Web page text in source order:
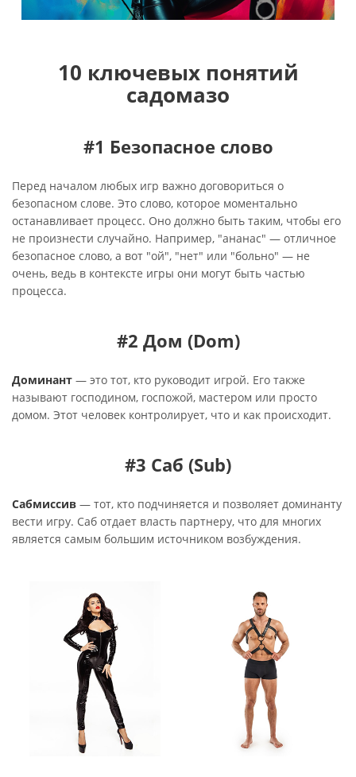
10 ключевых понятий
садомазо
#1 Безопасное слово
Перед началом любых игр важно договориться о
безопасном слове. Это слово, которое моментально
останавливает процесс. Оно должно быть таким, чтобы его
не произнести случайно. Например, "ананас" — отличное
безопасное слово, а вот "ой", "нет" или "больно" — не
очень, ведь в контексте игры они могут быть частью
процесса.
#2 Дом (Dom)
Доминант — это тот, кто руководит игрой. Его также
называют господином, госпожой, мастером или просто
домом. Этот человек контролирует, что и как происходит.
#3 Саб (Sub)
Сабмиссив — тот, кто подчиняется и позволяет доминанту
вести игру. Саб отдает власть партнеру, что для многих
является самым большим источником возбуждения.